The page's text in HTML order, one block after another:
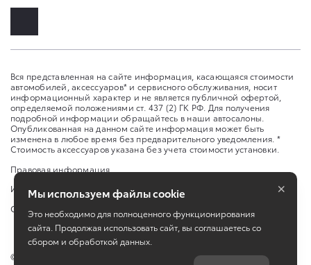
Вся представленная на сайте информация, касающаяся стоимости
автомобилей, аксессуаров* и сервисного обслуживания, носит
информационный характер и не является публичной офертой,
определяемой положениями ст. 437 (2) ГК РФ. Для получения
подробной информации обращайтесь в наши автосалоны.
Опубликованная на данном сайте информация может быть
изменена в любое время без предварительного уведомления. *
Стоимость аксессуаров указана без учета стоимости установки.
Правовая информация
Изменить настройку cookies
Сбросить cookie
© ООО «ИАТ Парнас», АО «ИАТ» ул. Школьная, д. 96 А
Мы используем файлы cookie
Это необходимо для полноценного функционирования
сайта. Продолжая использовать сайт, вы соглашаетесь со
сбором и обработкой данных.
×